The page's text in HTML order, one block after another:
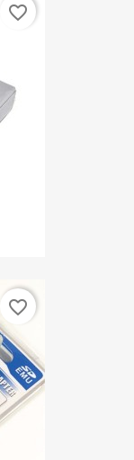
favorite_border
favorite_border